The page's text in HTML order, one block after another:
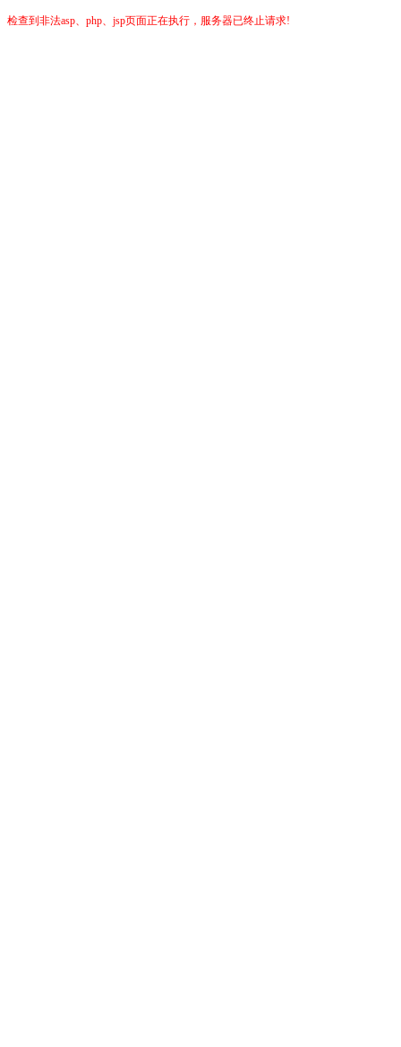
检查到非法asp、php、jsp页面正在执行，服务器已终止请求!